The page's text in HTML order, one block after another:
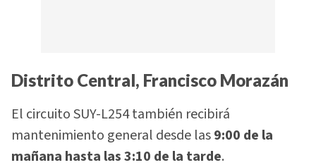
Distrito Central, Francisco Morazán
El circuito SUY-L254 también recibirá
mantenimiento general desde las9:00 de la
mañana hasta las 3:10 de la tarde.